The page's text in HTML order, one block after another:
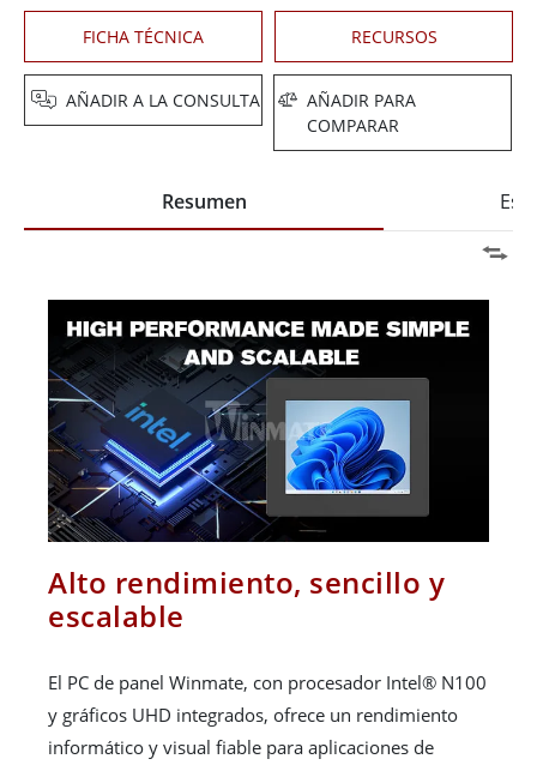
FICHA TÉCNICA RECURSOS
AÑADIR A LA CONSULTA
AÑADIR PARA
COMPARAR
Resumen
Alto rendimiento, sencillo y
escalable
El PC de panel Winmate, con procesador Intel® N100
y gráficos UHD integrados, ofrece un rendimiento
informático y visual fiable para aplicaciones de